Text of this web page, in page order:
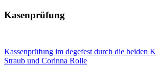
Kasenprüfung
Kassenprüfung im degefest durch die beiden
Straub und Corinna Rolle